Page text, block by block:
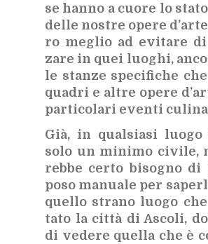
se han­no a cuo­re lo
del­le no­stre ope­re
ro me­glio ad evi­ta­re
za­re in quei luo­ghi,
le stan­ze spe­ci­fi­che
qua­dri e al­tre ope­re
par­ti­co­la­ri even­ti
Già, in qual­sia­si luo­go
solo un mi­ni­mo ci­vi­le,
reb­be cer­to bi­so­gno
po­so ma­nua­le per
quel­lo stra­no luo­go
ta­to la cit­tà di Asco­li,
di ve­de­re quel­la che è